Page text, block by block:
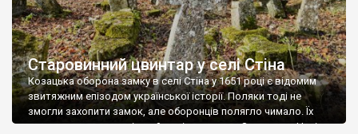
Старовинний цвинтар у селі Стіна
Козацька оборона замку в селі Стіна у 1651 році є відомим
звитяжним епізодом української історії. Поляки тоді не
змогли захопити замок, але оборонців полягло чимало. Їх
поховали на цвинтарі, який тоді називався Замковим. Нині на